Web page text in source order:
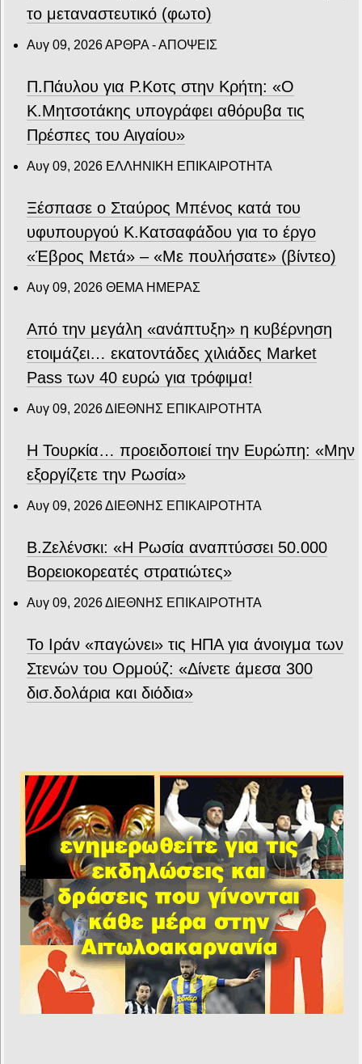
το μεταναστευτικό (φωτο)
Αυγ 09, 2026ΑΡΘΡΑ - ΑΠΟΨΕΙΣ
Π.Πάυλου για Ρ.Κοτς στην Κρήτη: «Ο
Κ.Μητσοτάκης υπογράφει αθόρυβα τις
Πρέσπες του Αιγαίου»
Αυγ 09, 2026 ΕΛΛΗΝΙΚΗ ΕΠΙΚΑΙΡΟΤΗΤΑ
Ξέσπασε ο Σταύρος Μπένος κατά του
υφυπουργού Κ.Κατσαφάδου για το έργο
«Έβρος Μετά» – «Με πουλήσατε» (βίντεο)
Αυγ 09, 2026 ΘΕΜΑ ΗΜΕΡΑΣ
Από την μεγάλη «ανάπτυξη» η κυβέρνηση
ετοιμάζει… εκατοντάδες χιλιάδες Market
Pass των 40 ευρώ για τρόφιμα!
Αυγ 09, 2026ΔΙΕΘΝΗΣ ΕΠΙΚΑΙΡΟΤΗΤΑ
Η Τουρκία… προειδοποιεί την Ευρώπη: «Μην
εξοργίζετε την Ρωσία»
Αυγ 09, 2026ΔΙΕΘΝΗΣ ΕΠΙΚΑΙΡΟΤΗΤΑ
Β.Ζελένσκι: «Η Ρωσία αναπτύσσει 50.000
Βορειοκορεατές στρατιώτες»
Αυγ 09, 2026ΔΙΕΘΝΗΣ ΕΠΙΚΑΙΡΟΤΗΤΑ
Το Ιράν «παγώνει» τις ΗΠΑ για άνοιγμα των
Στενών του Ορμούζ: «Δίνετε άμεσα 300
δισ.δολάρια και διόδια»